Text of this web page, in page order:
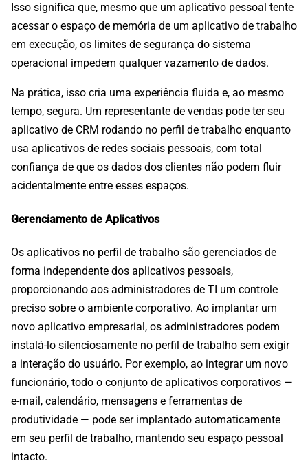
Isso significa que, mesmo que um aplicativo pessoal tente
acessar o espaço de memória de um aplicativo de trabalho
em execução, os limites de segurança do sistema
operacional impedem qualquer vazamento de dados.
Na prática, isso cria uma experiência fluida e, ao mesmo
tempo, segura. Um representante de vendas pode ter seu
aplicativo de CRM rodando no perfil de trabalho enquanto
usa aplicativos de redes sociais pessoais, com total
confiança de que os dados dos clientes não podem fluir
acidentalmente entre esses espaços.
Gerenciamento de Aplicativos
Os aplicativos no perfil de trabalho são gerenciados de
forma independente dos aplicativos pessoais,
proporcionando aos administradores de TI um controle
preciso sobre o ambiente corporativo. Ao implantar um
novo aplicativo empresarial, os administradores podem
instalá-lo silenciosamente no perfil de trabalho sem exigir
a interação do usuário. Por exemplo, ao integrar um novo
funcionário, todo o conjunto de aplicativos corporativos —
e-mail, calendário, mensagens e ferramentas de
produtividade — pode ser implantado automaticamente
em seu perfil de trabalho, mantendo seu espaço pessoal
intacto.